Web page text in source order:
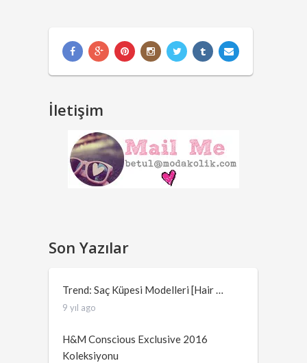
İletişim
Son Yazılar
Trend: Saç Küpesi Modelleri [Hair …
9 yıl ago
H&M Conscious Exclusive 2016
Koleksiyonu